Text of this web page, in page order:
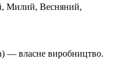
Милий, Весняний,
— власне виробництво.